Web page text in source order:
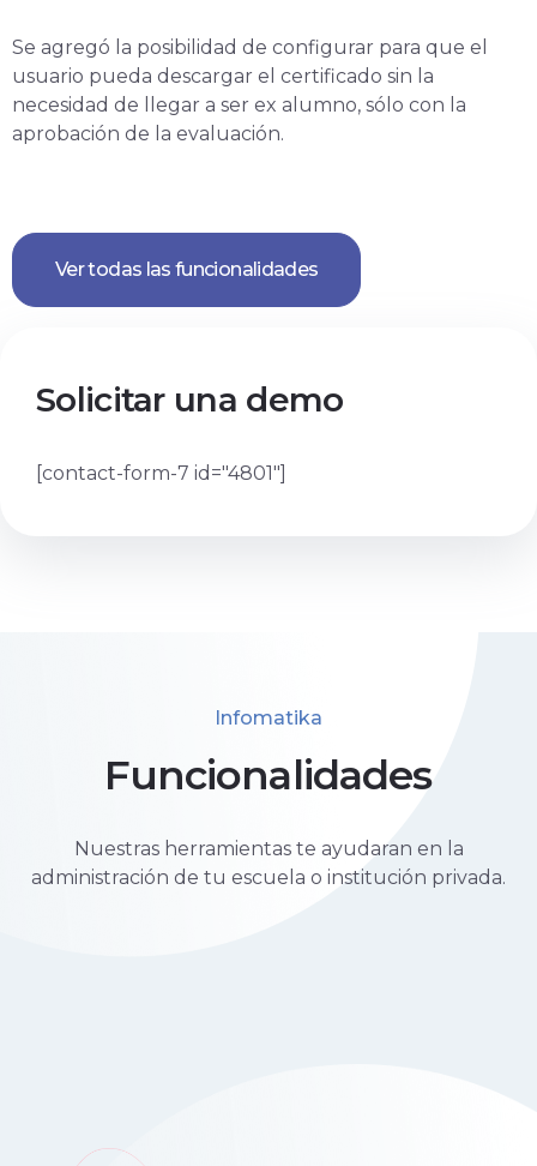
Se agregó la posibilidad de configurar para que el
usuario pueda descargar el certificado sin la
necesidad de llegar a ser ex alumno, sólo con la
aprobación de la evaluación.
Ver todas las funcionalidades
Solicitar una demo
[contact-form-7 id="4801"]
Infomatika
Funcionalidades
Nuestras herramientas te ayudaran en la
administración de tu escuela o institución privada.